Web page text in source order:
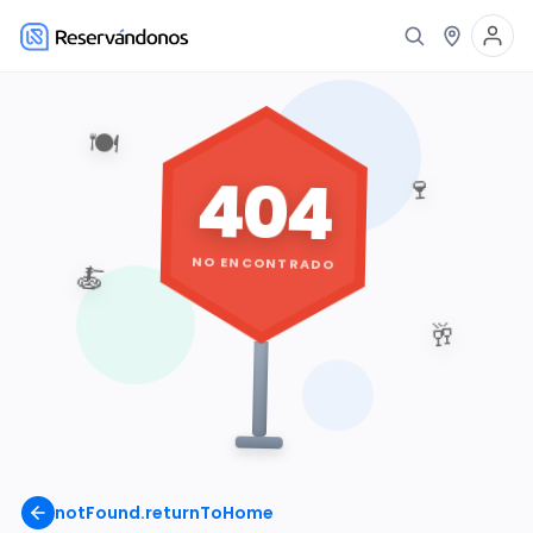
notFound.returnToHome
🍽️
🍷
🥂
🍝
404
NO ENCONTRADO